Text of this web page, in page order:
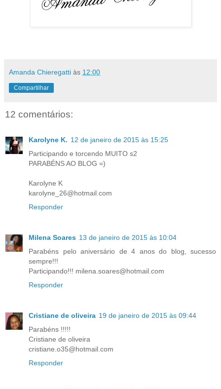
Amanda Chieregatti às 12:00
Compartilhar
12 comentários:
Karolyne K. 12 de janeiro de 2015 às 15:25
Participando e torcendo MUITO s2
PARABÉNS AO BLOG =)
Karolyne K
karolyne_26@hotmail.com
Responder
Milena Soares 13 de janeiro de 2015 às 10:04
Parabéns pelo aniversário de 4 anos do blog, sucesso
sempre!!!
Participando!!! milena.soares@hotmail.com
Responder
Cristiane de oliveira 19 de janeiro de 2015 às 09:44
Parabéns !!!!!
Cristiane de oliveira
cristiane.o35@hotmail.com
Responder